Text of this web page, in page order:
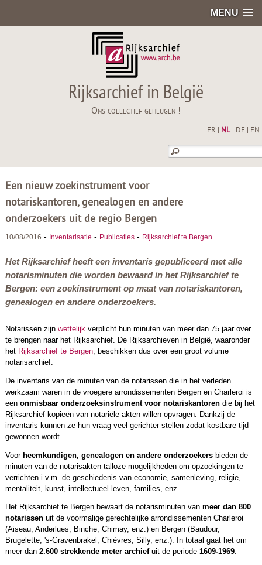
MENU
Rijksarchief in België
Ons collectief geheugen !
FR NL| DE EN
Een nieuw zoekinstrument voor
notariskantoren, genealogen en andere
onderzoekers uit de regio Bergen
10/08/2016 - Inventarisatie - Publicaties- Rijksarchief te Bergen
Het Rijksarchief heeft een inventaris gepubliceerd met alle
notarisminuten die worden bewaard in het Rijksarchief te
Bergen: een zoekinstrument op maat van notariskantoren,
genealogen en andere onderzoekers.
Notarissen zijn wettelijkverplicht hun minuten van meer dan 75 jaar over
te brengen naar het Rijksarchief. De Rijksarchieven in België, waaronder
het Rijksarchief te Bergen, beschikken dus over een groot volume
notarisarchief.
De inventaris van de minuten van de notarissen die in het verleden
werkzaam waren in de vroegere arrondissementen Bergen en Charleroi is
een onmisbaar onderzoeksinstrument voor notariskantorendie bij het
Rijksarchief kopieën van notariële akten willen opvragen. Dankzij de
inventaris kunnen ze hun vraag veel gerichter stellen zodat kostbare tijd
gewonnen wordt.
Voor heemkundigen, genealogen en andere onderzoekersbieden de
minuten van de notarisakten talloze mogelijkheden om opzoekingen te
verrichten i.v.m. de geschiedenis van economie, samenleving, religie,
mentaliteit, kunst, intellectueel leven, families, enz.
Het Rijksarchief te Bergen bewaart de notarisminuten van meer dan 800
notarissenuit de voormalige gerechtelijke arrondissementen Charleroi
(Aiseau, Anderlues, Binche, Chimay, enz.) en Bergen (Baudour,
Brugelette, 's-Gravenbrakel, Chièvres, Silly, enz.). In totaal gaat het om
meer dan 2.600 strekkende meter archiefuit de periode 1609-1969.